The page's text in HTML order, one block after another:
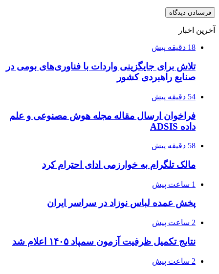
آخرین اخبار
18 دقیقه پیش
تلاش برای جایگزینی واردات با فناوری‌های بومی در
صنایع راهبردی کشور
54 دقیقه پیش
فراخوان ارسال مقاله مجله هوش مصنوعی و علم
داده ADSIS
58 دقیقه پیش
مالک تلگرام به خوارزمی ادای احترام کرد
1 ساعت پیش
پخش عمده لباس نوزاد در سراسر ایران
2 ساعت پیش
نتایج تکمیل ظرفیت آزمون سمپاد ۱۴۰۵ اعلام شد
2 ساعت پیش